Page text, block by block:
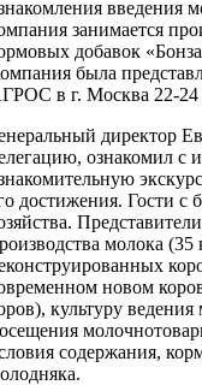
введения
занимается
добавок
была
в г. Москва 22-24
директор
ознакомил с
достижения. Гости с
молока (35
новом
культуру
содержания,